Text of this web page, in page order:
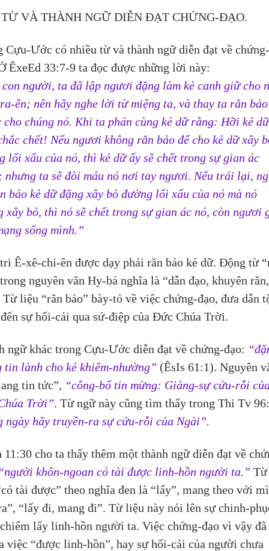
VÀ THÀNH NGỮ DIỄN ĐẠT CHỨNG-ĐẠO.
Cựu-Ước có nhiều từ và thành ngữ diễn đạt về chứng-
ÊxeEd 33:7-9 ta đọc được những lời này:
người, ta đã lập ngươi đặng làm kẻ canh giữ cho
ên; nên hãy nghe lời từ miệng ta, và thay ta răn
chúng nó. Khi ta phán cùng kẻ dữ rằng: Hỡi kẻ
chết! Nếu ngươi không răn bảo để cho kẻ dữ xây
lối xấu của nó, thì kẻ dữ ấy sẽ chết trong sự gian ác
nhưng ta sẽ đòi máu nó nơi tay ngươi. Nếu trái lại,
bảo kẻ dữ đặng xây bỏ đường lối xấu của nó mà nó
xây bỏ, thì nó sẽ chết trong sự gian ác nó, còn
sống mình.”
Ê-xê-chi-ên được dạy phải răn bảo kẻ dữ. Động từ
nguyên văn Hy-bá nghĩa là “dẫn đạo, khuyên
Từ liệu “răn bảo” bày-tỏ về việc chứng-đạo, đưa dẫn
sự hối-cải qua sứ-điệp của Đức Chúa Trời.
ngữ khác trong Cựu-Ước diễn đạt về chứng-đạo:
tin lành cho kẻ khiêm-nhường” (ÊsIs 61:1). Nguyên
tin tức”, “công-bố tin mừng: Giảng-sự cứu-rỗi
Trời”. Từ ngữ này cũng tìm thấy trong Thi Tv
ngày hãy truyền-ra sự cứu-rỗi của Ngài”.
11:30 cho ta thấy thêm một thành ngữ diễn đạt về
khôn-ngoan có tài được linh-hồn người ta.”
tài được” theo nghĩa đen là “lấy”, mang theo với
“lấy đi, mang đi”. Từ liệu này nói lên sự chinh-
lấy linh-hồn người ta. Việc chứng-đạo vì vậy đã
việc “được linh-hồn”, hay sự hối-cải của người chưa